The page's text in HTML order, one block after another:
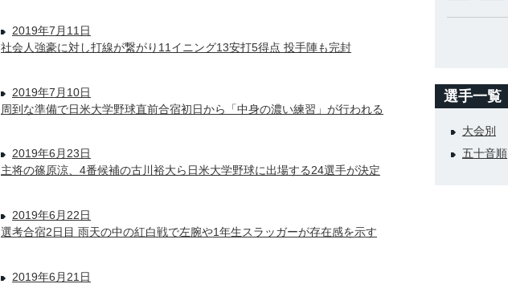
2019年7月11日
社会人強豪に対し打線が繋がり11イニング13安打5得点 投手陣も完封
2019年7月10日
周到な準備で日米大学野球直前合宿初日から「中身の濃い練習」が行われる
2019年6月23日
主将の篠原涼、4番候補の古川裕大ら日米大学野球に出場する24選手が決定
2019年6月22日
選考合宿2日目 雨天の中の紅白戦で左腕や1年生スラッガーが存在感を示す
2019年6月21日
選手一覧
大会別
五十音順